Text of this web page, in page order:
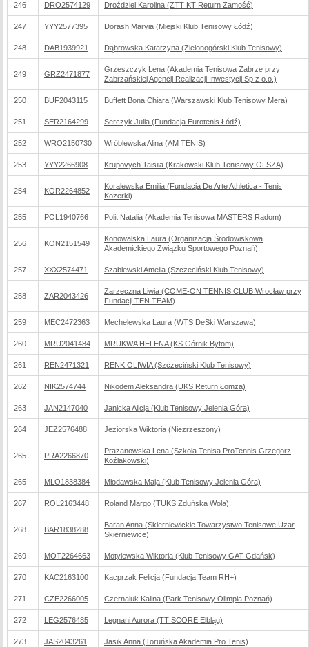
246 DRO2574129 Droździel Karolina (ZTT KT Return Zamość)
247 YYY2577395 Dorash Maryia (Miejski Klub Tenisowy Łódź)
248 DAB1939921 Dąbrowska Katarzyna (Zielonogórski Klub Tenisowy)
249 GRZ2471877
Grzeszczyk Lena (Akademia Tenisowa Zabrze przy
Zabrzańskiej Agencji Realizacji Inwestycji Sp z o.o.)
250 BUF2043115 Buffett Bona Chiara (Warszawski Klub Tenisowy Mera)
251 SER2164299 Serczyk Julia (Fundacja Eurotenis Łódź)
252 WRO2150730 Wróblewska Alina (AM TENIS)
253 YYY2266908 Krupovych Taisiia (Krakowski Klub Tenisowy OLSZA)
254 KOR2264852
Koralewska Emilia (Fundacja De Arte Athletica - Tenis
Kozerki)
255 POL1940766 Polit Natalia (Akademia Tenisowa MASTERS Radom)
256 KON2151549
Konowalska Laura (Organizacja Środowiskowa
Akademickiego Związku Sportowego Poznań)
257 XXX2574471 Szablewski Amelia (Szczeciński Klub Tenisowy)
258 ZAR2043426
Zarzeczna Liwia (COME-ON TENNIS CLUB Wrocław przy
Fundacji TEN TEAM)
259 MEC2472363 Mechelewska Laura (WTS DeSki Warszawa)
260 MRU2041484 MRUKWA HELENA (KS Górnik Bytom)
261 REN2471321 RENK OLIWIA (Szczeciński Klub Tenisowy)
262 NIK2574744 Nikodem Aleksandra (UKS Return Łomża)
263 JAN2147040 Janicka Alicja (Klub Tenisowy Jelenia Góra)
264 JEZ2576488 Jeziorska Wiktoria (Niezrzeszony)
265 PRA2266870
Prazanowska Lena (Szkoła Tenisa ProTennis Grzegorz
Koźlakowski)
265 MLO1838384 Młodawska Maja (Klub Tenisowy Jelenia Góra)
267 ROL2163448 Roland Margo (TUKS Zduńska Wola)
268 BAR1838288
Baran Anna (Skierniewickie Towarzystwo Tenisowe Uzar
Skierniewice)
269 MOT2264663 Motylewska Wiktoria (Klub Tenisowy GAT Gdańsk)
270 KAC2163100 Kacprzak Felicja (Fundacja Team RH+)
271 CZE2266005 Czernaluk Kalina (Park Tenisowy Olimpia Poznań)
272 LEG2576485 Legnani Aurora (TT SCORE Elbląg)
273 JAS2043261 Jasik Anna (Toruńska Akademia Pro Tenis)